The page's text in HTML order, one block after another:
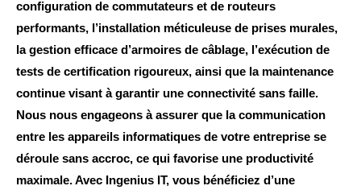
configuration de commutateurs et de routeurs
performants, l’installation méticuleuse de prises murales,
la gestion efficace d’armoires de câblage, l’exécution de
tests de certification rigoureux, ainsi que la maintenance
continue visant à garantir une connectivité sans faille.
Nous nous engageons à assurer que la communication
entre les appareils informatiques de votre entreprise se
déroule sans accroc, ce qui favorise une productivité
maximale. Avec Ingenius IT, vous bénéficiez d’une